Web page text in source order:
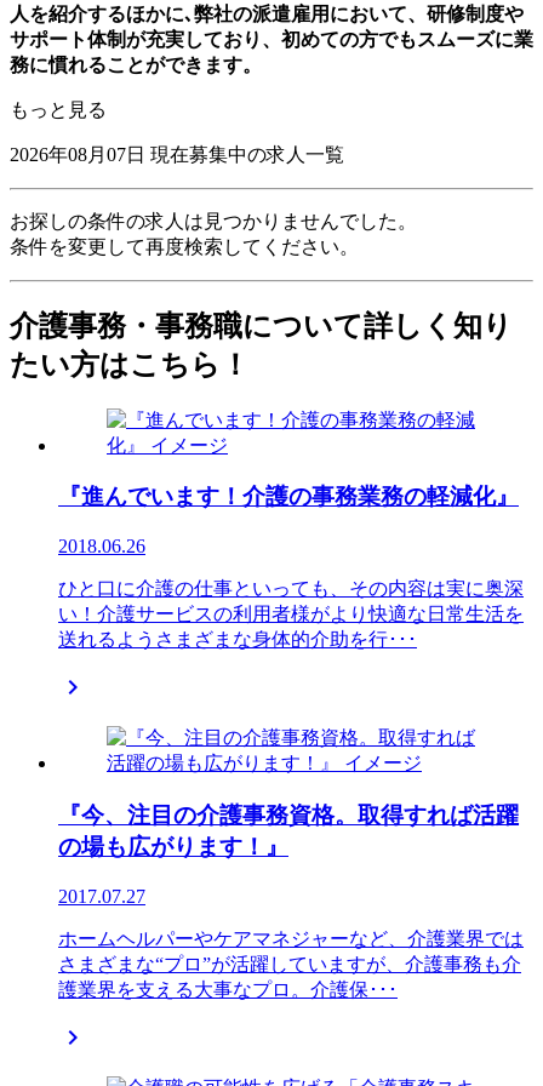
人を紹介するほかに､弊社の派遣雇用において、研修制度や
サポート体制が充実しており、初めての方でもスムーズに業
務に慣れることができます。
もっと見る
2026年08月07日 現在募集中の求人一覧
お探しの条件の求人は見つかりませんでした。
条件を変更して再度検索してください。
介護事務・事務職について詳しく知り
たい方はこちら！
『進んでいます！介護の事務業務の軽減化』
2018.06.26
ひと口に介護の仕事といっても、その内容は実に奥深
い！介護サービスの利用者様がより快適な日常生活を
送れるようさまざまな身体的介助を行･･･

『今、注目の介護事務資格。取得すれば活躍
の場も広がります！』
2017.07.27
ホームヘルパーやケアマネジャーなど、介護業界では
さまざまな“プロ”が活躍していますが、介護事務も介
護業界を支える大事なプロ。介護保･･･
